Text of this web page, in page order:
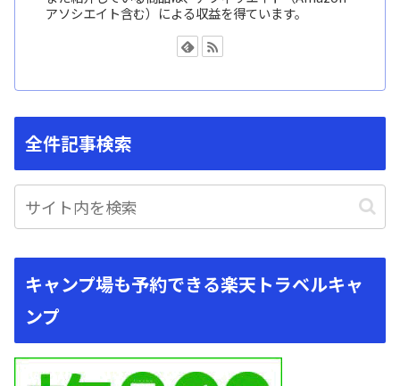
アソシエイト含む）による収益を得ています。
全件記事検索
キャンプ場も予約できる楽天トラベルキャ
ンプ